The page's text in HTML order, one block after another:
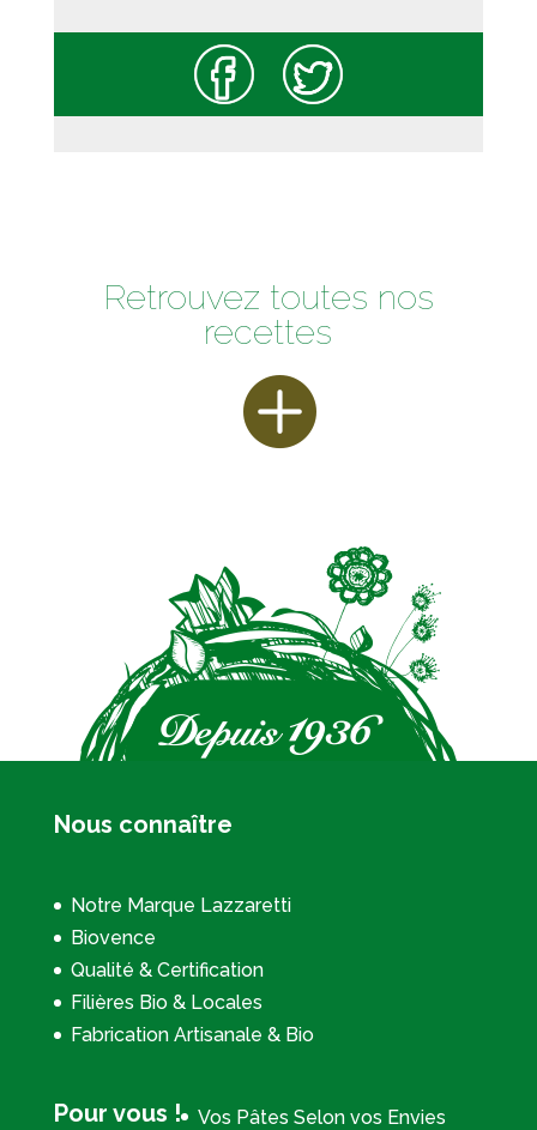
Retrouvez toutes nos
recettes
Nous connaître
Notre Marque Lazzaretti
Biovence
Qualité & Certification
Filières Bio & Locales
Fabrication Artisanale & Bio
Pour vous !
Vos Pâtes Selon vos Envies